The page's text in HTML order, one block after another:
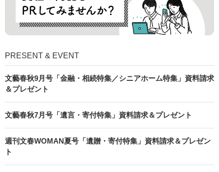
PRESENT & EVENT
文藝春秋9月号「金融・相続特集／シニアホーム特集」資料請求
＆プレゼント
文藝春秋7月号「遺言・寄付特集」資料請求＆プレゼント
週刊文春WOMAN夏号「遺贈・寄付特集」資料請求＆プレゼン
ト